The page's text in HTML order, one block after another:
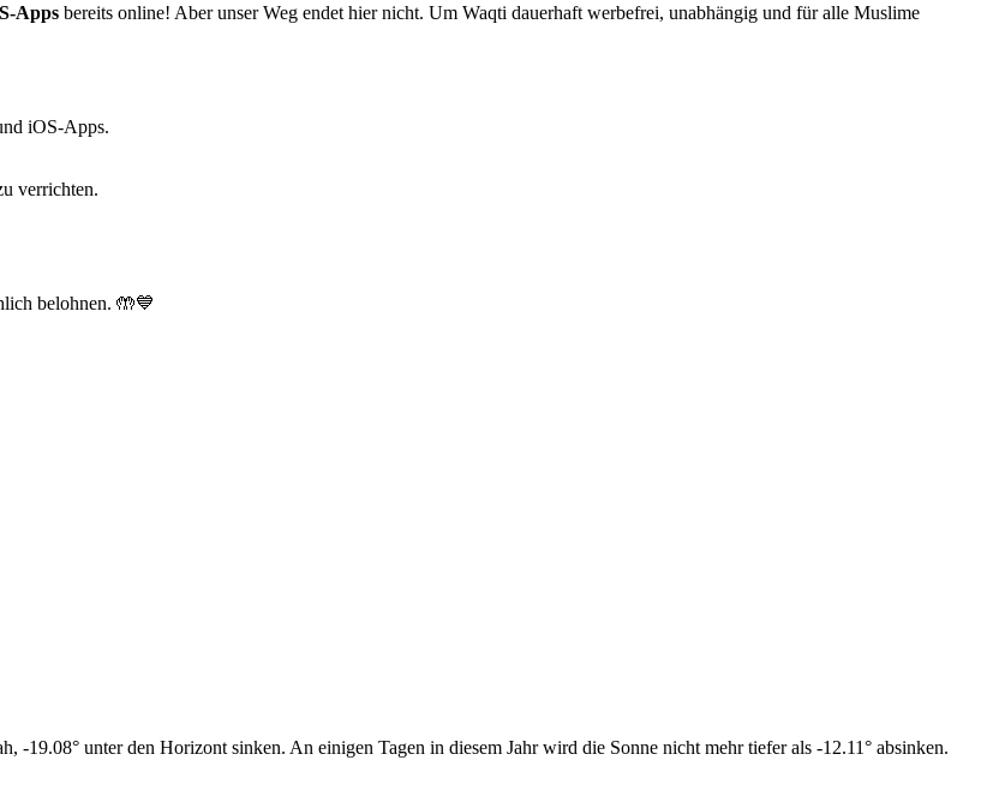
Apps bereits online! Aber unser Weg endet hier nicht. Um Waqti dauerhaft werbefrei, unabhängig und für alle Muslime
iOS-Apps.
verrichten.
belohnen. 🤲💙
-19.08° unter den Horizont sinken. An einigen Tagen in diesem Jahr wird die Sonne nicht mehr tiefer als -12.11° absinken.